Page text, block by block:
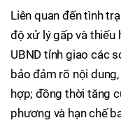
Liên quan đến tình
độ xử lý gấp và thiếu
UBND tỉnh giao các
bảo đảm rõ nội
hợp; đồng thời tăng
phương và hạn chế